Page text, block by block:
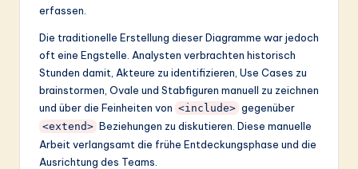
In
o
erfassen.
Die traditionelle Erstellung dieser Diagramme war jedoch
oft eine Engstelle. Analysten verbrachten historisch
Stunden damit, Akteure zu identifizieren, Use Cases zu
brainstormen, Ovale und Stabfiguren manuell zu zeichnen
und über die Feinheiten von <include> gegenüber
<extend> Beziehungen zu diskutieren. Diese manuelle
Arbeit verlangsamt die frühe Entdeckungsphase und die
Ausrichtung des Teams.